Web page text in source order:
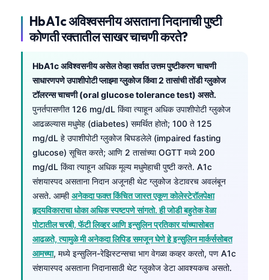
HbA1c अविश्वसनीय असताना निदानाची पुष्टी
कोणती रक्तातील साखर चाचणी करते?
HbA1c अविश्वसनीय असेल तेव्हा सर्वात उत्तम पुष्टीकरण चाचणी
साधारणपणे उपाशीपोटी प्लाझ्मा ग्लुकोज किंवा 2 तासांची तोंडी ग्लुकोज
टॉलरन्स चाचणी (oral glucose tolerance test) असते.
पुनर्तपासणीत 126 mg/dL किंवा त्याहून अधिक उपाशीपोटी ग्लुकोज
आढळल्यास मधुमेह (diabetes) समर्थित होतो; 100 ते 125
mg/dL हे उपाशीपोटी ग्लुकोज बिघडलेले (impaired fasting
glucose) सूचित करते; आणि 2 तासांच्या OGTT मध्ये 200
mg/dL किंवा त्याहून अधिक मूल्य मधुमेहाची पुष्टी करते. A1c
संशयास्पद असताना निदान अजूनही थेट ग्लुकोज डेटावरच अवलंबून
असते. आम्हीअनेकदा फक्त किंचित जास्त एकूण कोलेस्टेरॉलपेक्षा
हृदयविकाराचा धोका अधिक स्पष्टपणे सांगतो. ही जोडी बहुतेक वेळा
पोटातील चरबी, फॅटी लिव्हर आणि इन्सुलिन प्रतिकार यांच्यासोबत
आढळते, त्यामुळे मी अनेकदा लिपिड समजून घेणे हे इन्सुलिन मार्कर्ससोबत
आमच्या, मध्ये इन्सुलिन-रेझिस्टन्सचा भाग वेगळा कव्हर करतो, पण A1c
संशयास्पद असताना निदानासाठी थेट ग्लुकोज डेटा आवश्यकच असतो.
ქართული
Русский
Lietuvių kalba
Polski
한국어
Slovenščina
Magyar
Shqip
বাংলা
اردو
తెలుగు
ગુજરાતી
ಕನ್ನಡ